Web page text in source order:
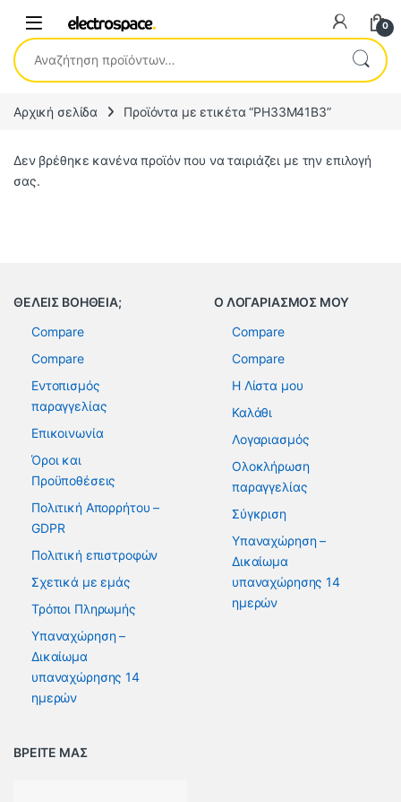
0
Αναζήτηση για:
Αρχική σελίδα Προϊόντα με ετικέτα “PH33M41B3”
Δεν βρέθηκε κανένα προϊόν που να ταιριάζει με την επιλογή
σας.
ΘΕΛΕΙΣ ΒΟΗΘΕΙΑ;
Compare
Compare
Εντοπισμός
παραγγελίας
Επικοινωνία
Όροι και
Προϋποθέσεις
Πολιτική Απορρήτου –
GDPR
Πολιτική επιστροφών
Σχετικά με εμάς
Τρόποι Πληρωμής
Υπαναχώρηση –
Δικαίωμα
υπαναχώρησης 14
ημερών
Ο ΛΟΓΑΡΙΑΣΜΟΣ ΜΟΥ
Compare
Compare
Η Λίστα μου
Καλάθι
Λογαριασμός
Ολοκλήρωση
παραγγελίας
Σύγκριση
Υπαναχώρηση –
Δικαίωμα
υπαναχώρησης 14
ημερών
ΒΡΕΙΤΕ ΜΑΣ